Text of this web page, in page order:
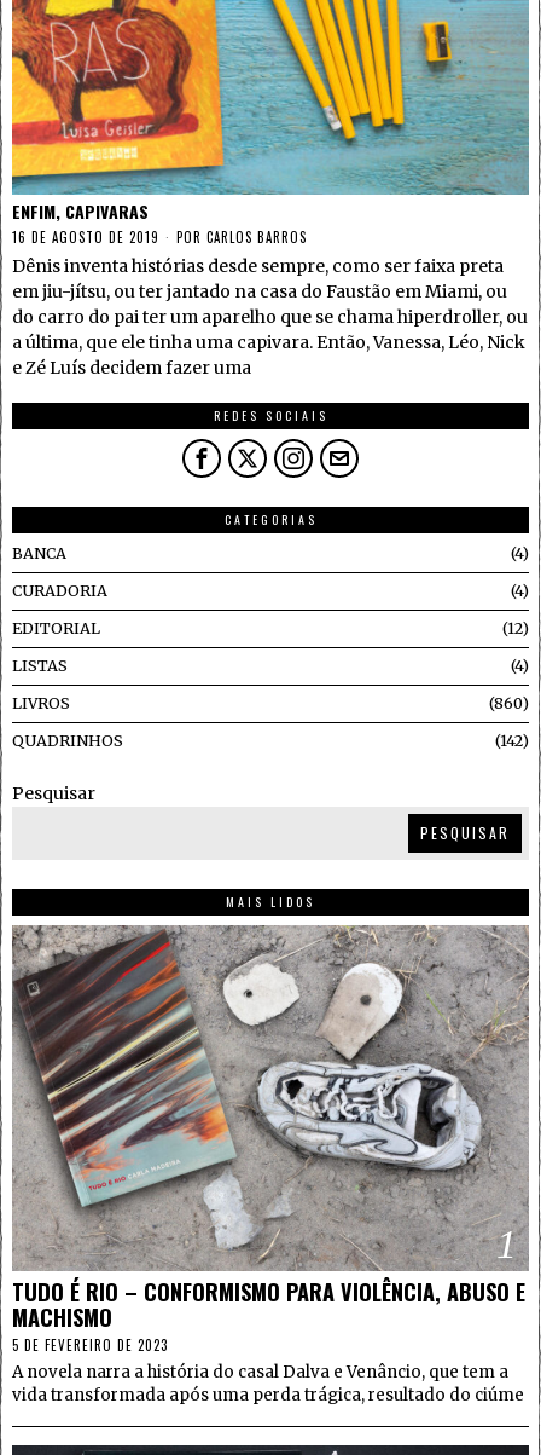
ENFIM, CAPIVARAS
16 DE AGOSTO DE 2019 POR CARLOS BARROS
Dênis inventa histórias desde sempre, como ser faixa preta
em jiu-jítsu, ou ter jantado na casa do Faustão em Miami, ou
do carro do pai ter um aparelho que se chama hiperdroller, ou
a última, que ele tinha uma capivara. Então, Vanessa, Léo, Nick
e Zé Luís decidem fazer uma
REDES SOCIAIS
CATEGORIAS
BANCA
4
CURADORIA 4
EDITORIAL 12
LISTAS 4
LIVROS 860
QUADRINHOS 142
Pesquisar
PESQUISAR
MAIS LIDOS
1
TUDO É RIO – CONFORMISMO PARA VIOLÊNCIA, ABUSO E
MACHISMO
5 DE FEVEREIRO DE 2023
A novela narra a história do casal Dalva e Venâncio, que tem a
vida transformada após uma perda trágica, resultado do ciúme